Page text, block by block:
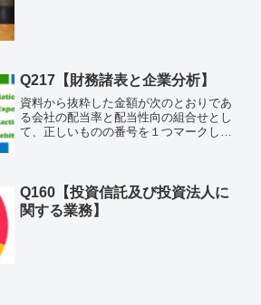
Q217【財務諸表と企業分析】
資料から抜粋した金額が次のとおりであ
る会社の配当率と配当性向の組合せとし
て、正しいものの番号を１つマークしな
変化はない。１株当たり配...
Q160【投資信託及び投資法人に
関する業務】